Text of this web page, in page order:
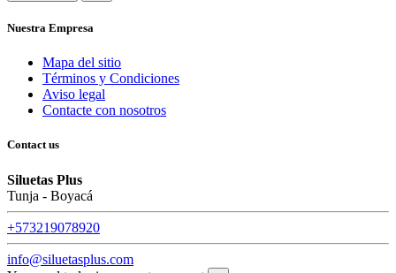
Nuestra Empresa
Mapa del sitio
Términos y Condiciones
Aviso legal
Contacte con nosotros
Contact us
Siluetas Plus
Tunja - Boyacá
+573219078920
info@siluetasplus.com